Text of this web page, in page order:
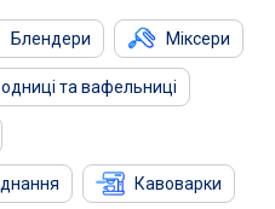
Блендери Міксери
та вафельниці
Кавоварки